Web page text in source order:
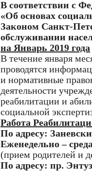
В соответствии с
«Об основах
Законом Санкт-
обслуживании
на Январь 2019 года
В течение января
проводятся
и нормативные
деятельности
реабилитации и
социальной
Работа
По адресу:
Еженедельно –
(прием родителей и
По адресу: пр.